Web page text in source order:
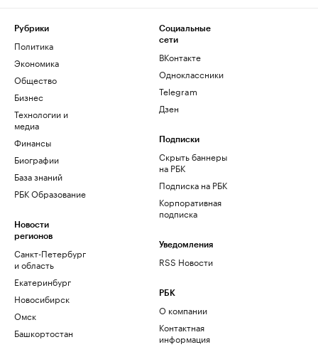
Рубрики
Политика
Экономика
Общество
Бизнес
Технологии и
медиа
Финансы
Биографии
База знаний
РБК Образование
Новости
регионов
Санкт-Петербург
и область
Екатеринбург
Новосибирск
Омск
Башкортостан
Социальные
сети
ВКонтакте
Одноклассники
Telegram
Дзен
Подписки
Скрыть баннеры
на РБК
Подписка на РБК
Корпоративная
подписка
Уведомления
RSS Новости
РБК
О компании
Контактная
информация